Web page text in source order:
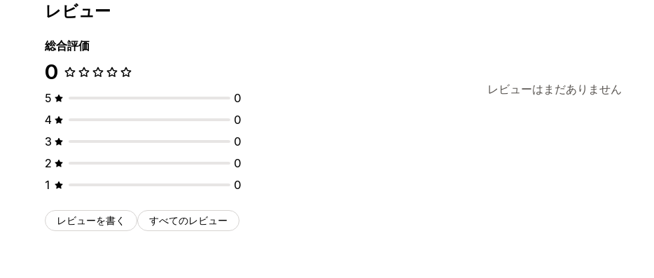
レビュー
総合評価
0
5
0
4
0
3
0
2
0
1
0
レビューを書く すべてのレビュー
レビューはまだありません